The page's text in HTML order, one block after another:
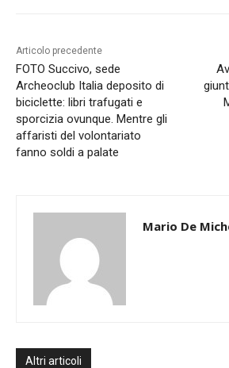
Articolo precedente
FOTO Succivo, sede
Archeoclub Italia deposito di
biciclette: libri trafugati e
sporcizia ovunque. Mentre gli
affaristi del volontariato
fanno soldi a palate
Mario De
Altri articoli